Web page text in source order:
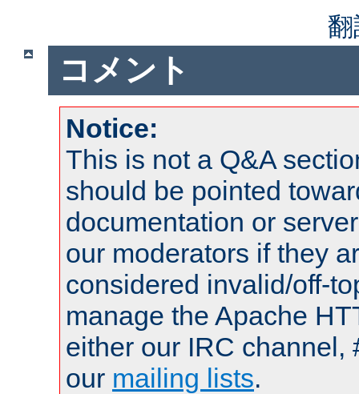
コメント
Notice:
This is not a Q&A
should be pointed
documentation or
our moderators if they
considered invalid/off-
manage the Apache
either our IRC channel,
our mailing lists.